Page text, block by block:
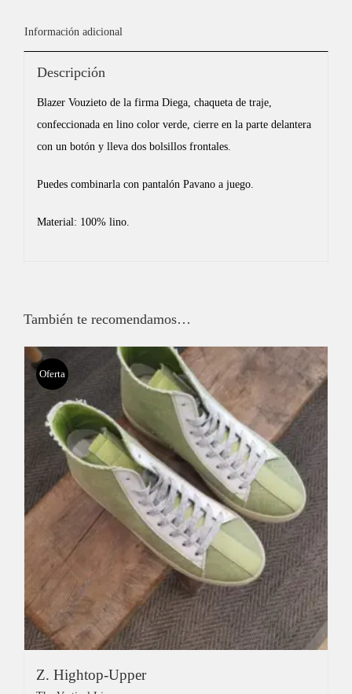
Información adicional
Descripción
Blazer Vouzieto de la firma Diega, chaqueta de traje,
confeccionada en lino color verde, cierre en la parte delantera
con un botón y lleva dos bolsillos frontales.
Puedes combinarla con pantalón Pavano a juego.
Material: 100% lino.
También te recomendamos…
Oferta
Z. Hightop-Upper